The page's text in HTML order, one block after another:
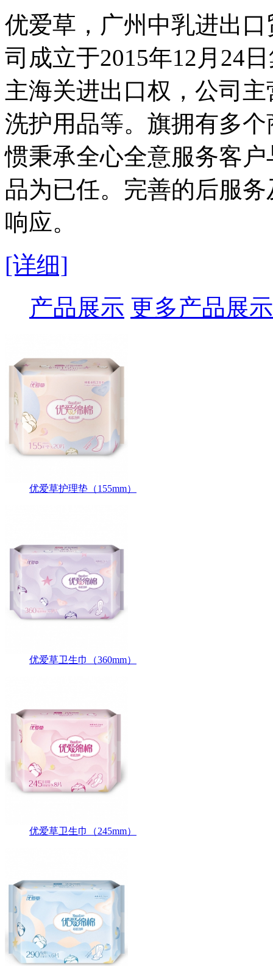
优爱草，广州中乳进出
司成立于2015年12月24
主海关进出口权，公司
洗护用品等。旗拥有多
惯秉承全心全意服务客
品为已任。完善的后服
响应。
[详细]
产品展示 更多产品展示
优爱草护理垫（155mm）
优爱草卫生巾（360mm）
优爱草卫生巾（245mm）